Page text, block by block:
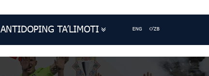
ANTIDOPING TA’LIMOTI ENG O'ZB